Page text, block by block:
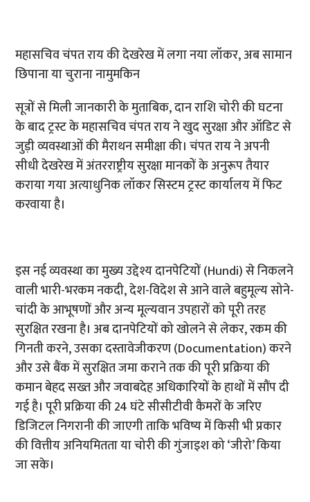
महासचिव चंपत राय की देखरेख में लगा नया लॉकर, अब सामान
छिपाना या चुराना नामुमकिन
सूत्रों से मिली जानकारी के मुताबिक, दान राशि चोरी की घटना
के बाद ट्रस्ट के महासचिव चंपत राय ने खुद सुरक्षा और ऑडिट से
जुड़ी व्यवस्थाओं की मैराथन समीक्षा की। चंपत राय ने अपनी
सीधी देखरेख में अंतरराष्ट्रीय सुरक्षा मानकों के अनुरूप तैयार
कराया गया अत्याधुनिक लॉकर सिस्टम ट्रस्ट कार्यालय में फिट
करवाया है।
इस नई व्यवस्था का मुख्य उद्देश्य दानपेटियों (Hundi) से निकलने
वाली भारी-भरकम नकदी, देश-विदेश से आने वाले बहुमूल्य सोने-
चांदी के आभूषणों और अन्य मूल्यवान उपहारों को पूरी तरह
सुरक्षित रखना है। अब दानपेटियों को खोलने से लेकर, रकम की
गिनती करने, उसका दस्तावेजीकरण (Documentation) करने
और उसे बैंक में सुरक्षित जमा कराने तक की पूरी प्रक्रिया की
कमान बेहद सख्त और जवाबदेह अधिकारियों के हाथों में सौंप दी
गई है। पूरी प्रक्रिया की 24 घंटे सीसीटीवी कैमरों के जरिए
डिजिटल निगरानी की जाएगी ताकि भविष्य में किसी भी प्रकार
की वित्तीय अनियमितता या चोरी की गुंजाइश को ‘जीरो’ किया
जा सके।